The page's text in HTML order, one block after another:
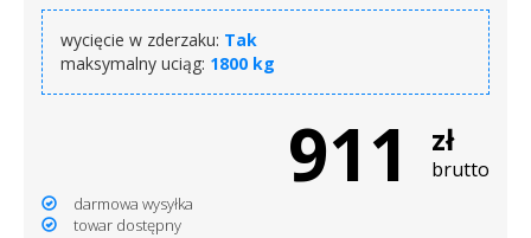
wycięcie w zderzaku: Tak
maksymalny uciąg: 1800 kg
911 zł
brutto
darmowa wysyłka
towar dostępny